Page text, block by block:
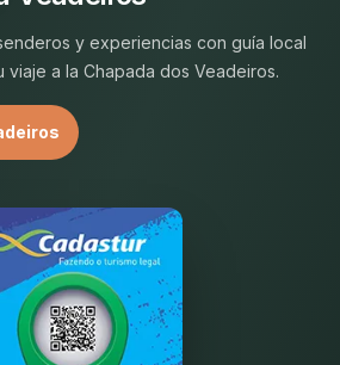
y experiencias con guía local
viaje a la Chapada dos Veadeiros.